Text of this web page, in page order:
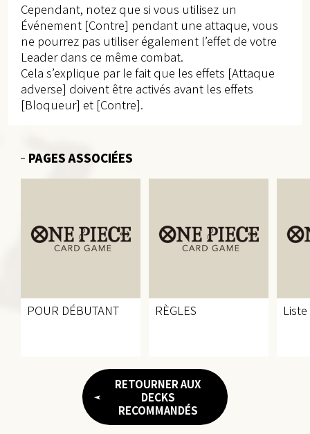
Cependant, notez que si vous utilisez un
Événement [Contre] pendant une attaque, vous
ne pourrez pas utiliser également l’effet de votre
Leader dans ce même combat.
Cela s’explique par le fait que les effets [Attaque
adverse] doivent être activés avant les effets
[Bloqueur] et [Contre].
PAGES ASSOCIÉES
POUR DÉBUTANT RÈGLES
RETOURNER AUX
DECKS
RECOMMANDÉS